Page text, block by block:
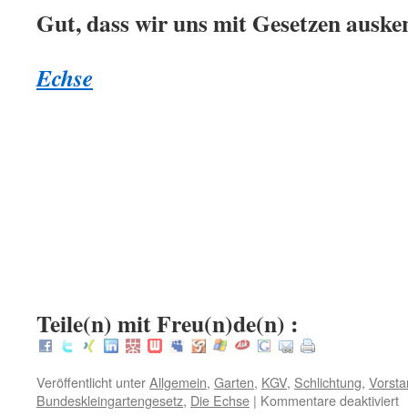
Gut, dass wir uns mit Gesetzen
Echse
Teile(n) mit Freu(n)de(n) :
Veröffentlicht unterAllgemein, Garten, KGV, Schlichtung,
Bundeskleingartengesetz, Die Echse | Kommentare deaktiviert